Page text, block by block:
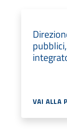
VAI ALLA